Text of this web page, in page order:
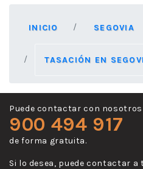
INICIO SEGOVIA
TASACIÓN EN
Puede contactar con nosotros
900 494 917
de forma gratuita.
Si lo desea, puede contactar a